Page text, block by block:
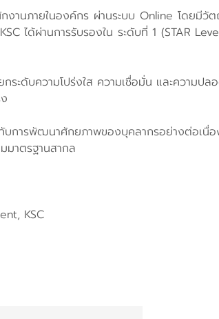
านภายในองค์กร ผ่านระบบ Online โดยมีวัต
ได้ผ่านการรับรองใน ระดับที่ 1 (STAR
ดับความโปร่งใส ความเชื่อมั่น และความปล
บการพัฒนาศักยภาพของบุคลากรอย่างต่อเนื่
มาตรฐานสากล
KSC